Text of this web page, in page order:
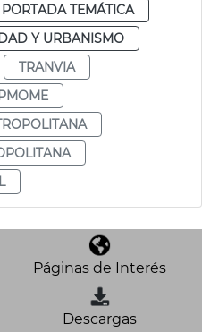
TEMÁTICA
Y URBANISMO
TRANVIA
Páginas de Interés
Descargas